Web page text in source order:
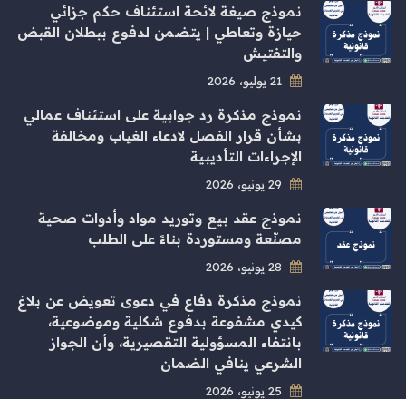
نموذج صيغة لائحة استئناف حكم جزائي
حيازة وتعاطي | يتضمن لدفوع ببطلان القبض
والتفتيش
نموذج مذكرة رد جوابية على استئناف عمالي
بشأن قرار الفصل لادعاء الغياب ومخالفة
الإجراءات التأديبية
نموذج عقد بيع وتوريد مواد وأدوات صحية
مصنّعة ومستوردة بناءً على الطلب
نموذج مذكرة دفاع في دعوى تعويض عن بلاغ
كيدي مشفوعة بدفوع شكلية وموضوعية،
بانتفاء المسؤولية التقصيرية، وأن الجواز
الشرعي ينافي الضمان